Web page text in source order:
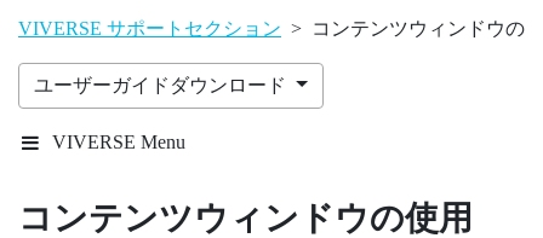
VIVERSE サポートセクション > コンテンツウィンドウの
ユーザーガイドダウンロード
VIVERSE Menu
コンテンツウィンドウの使用